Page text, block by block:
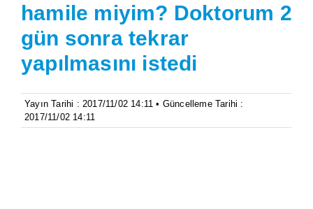
hamile miyim? Doktorum 2
gün sonra tekrar
yapılmasını istedi
Yayın Tarihi : 2017/11/02 14:11 • Güncelleme Tarihi :
2017/11/02 14:11